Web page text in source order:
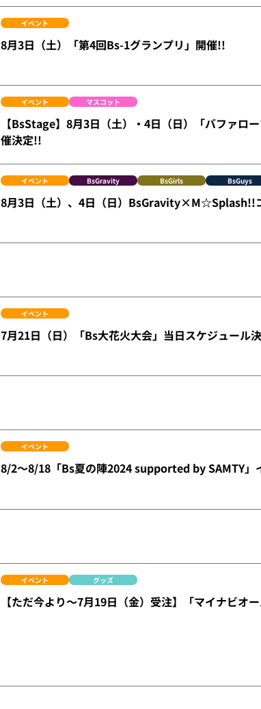
イベント
8月3日（土）「第4回Bs-1グランプリ」開催!!
イベント マスコット
【BsStage】8月3日（土）・4日（日）「バファ
催決定!!
イベント BsGravity BsGirls BsGuys
8月3日（土）、4日（日）BsGravity×M☆Splash!!
イベント
7月21日（日）「Bs大花火大会」当日スケジュール
イベント
8/2～8/18「Bs夏の陣2024 supported by SAMTY」
イベント グッズ
【ただ今より～7月19日（金）受注】「マイナビオ